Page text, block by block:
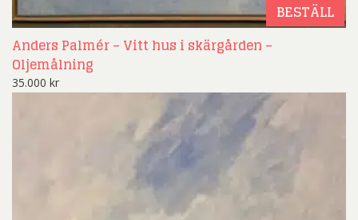
BESTÄLL
Anders Palmér – Vitt hus i skärgården –
Oljemålning
35.000 kr